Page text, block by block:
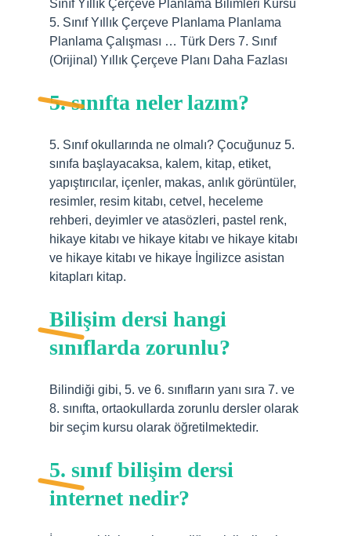
Sınıf Yıllık Çerçeve Planlama Bilimleri Kursu
5. Sınıf Yıllık Çerçeve Planlama Planlama
Planlama Çalışması … Türk Ders 7. Sınıf
(Orijinal) Yıllık Çerçeve Planı Daha Fazlası
5. sınıfta neler lazım?
5. Sınıf okullarında ne olmalı? Çocuğunuz 5.
sınıfa başlayacaksa, kalem, kitap, etiket,
yapıştırıcılar, içenler, makas, anlık görüntüler,
resimler, resim kitabı, cetvel, heceleme
rehberi, deyimler ve atasözleri, pastel renk,
hikaye kitabı ve hikaye kitabı ve hikaye kitabı
ve hikaye kitabı ve hikaye İngilizce asistan
kitapları kitap.
Bilişim dersi hangi
sınıflarda zorunlu?
Bilindiği gibi, 5. ve 6. sınıfların yanı sıra 7. ve
8. sınıfta, ortaokullarda zorunlu dersler olarak
bir seçim kursu olarak öğretilmektedir.
5. sınıf bilişim dersi
internet nedir?